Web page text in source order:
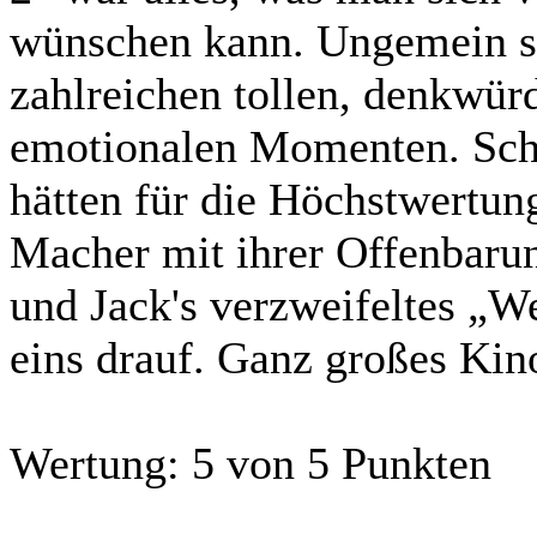
wünschen kann. Ungemein
zahlreichen tollen,
emotionalen Momenten.
hätten für die
Macher mit ihrer
und Jack's verzweifeltes
eins drauf. Ganz großes
Wertung: 5 von 5 Punkten